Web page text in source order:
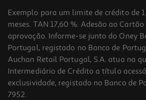
Exemplo para um limite de crédito de
meses. TAN 17,60 %. Adesão ao
aprovação. Informe-se junto do Oney
Portugal, registado no Banco de
Auchan Retail Portugal, S.A. atua na
Intermediário de Crédito a título
exclusividade, registado no Banco de
7952.